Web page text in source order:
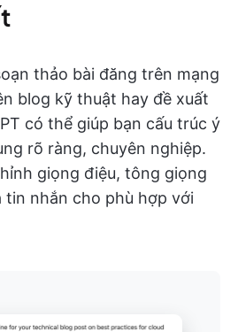
thảo bài đăng trên mạng
blog kỹ thuật hay đề xuất
có thể giúp bạn cấu trúc ý
rõ ràng, chuyên nghiệp.
giọng điệu, tông giọng
tin nhắn cho phù hợp với